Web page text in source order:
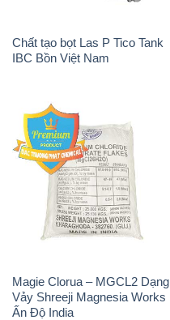
Chất tạo bọt Las P Tico Tank
IBC Bồn Việt Nam
Magie Clorua – MGCL2 Dạng
Vảy Shreeji Magnesia Works
Ấn Độ India